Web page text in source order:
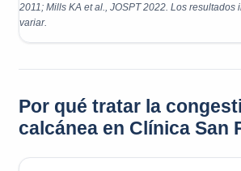
2011; Mills KA et al., JOSPT 2022. Los resultados
variar.
Por qué tratar la
calcánea en Clínica San